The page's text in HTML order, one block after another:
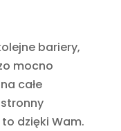
bariery,
mocno
całe
dzięki Wam.